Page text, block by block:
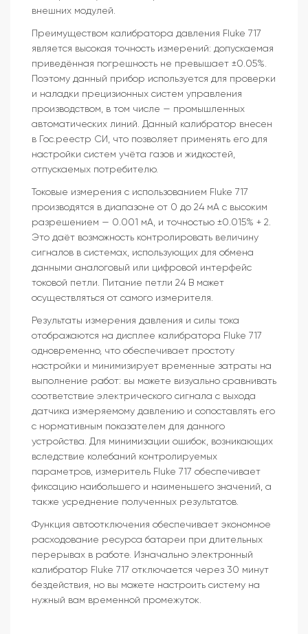
внешних модулей.
Преимуществом калибратора давления Fluke 717
является высокая точность измерений: допускаемая
приведённая погрешность не превышает ±0.05%.
Поэтому данный прибор используется для проверки
и наладки прецизионных систем управления
производством, в том числе — промышленных
автоматических линий. Данный калибратор внесен
в Гос.реестр СИ, что позволяет применять его для
настройки систем учёта газов и жидкостей,
отпускаемых потребителю.
Токовые измерения с использованием Fluke 717
производятся в диапазоне от 0 до 24 мА с высоким
разрешением — 0.001 мА, и точностью ±0.015% + 2.
Это даёт возможность контролировать величину
сигналов в системах, использующих для обмена
данными аналоговый или цифровой интерфейс
токовой петли. Питание петли 24 В может
осуществляться от самого измерителя.
Результаты измерения давления и силы тока
отображаются на дисплее калибратора Fluke 717
одновременно, что обеспечивает простоту
настройки и минимизирует временные затраты на
выполнение работ: вы можете визуально сравнивать
соответствие электрического сигнала с выхода
датчика измеряемому давлению и сопоставлять его
с нормативным показателем для данного
устройства. Для минимизации ошибок, возникающих
вследствие колебаний контролируемых
параметров, измеритель Fluke 717 обеспечивает
фиксацию наибольшего и наименьшего значений, а
также усреднение полученных результатов.
Функция автоотключения обеспечивает экономное
расходование ресурса батареи при длительных
перерывах в работе. Изначально электронный
калибратор Fluke 717 отключается через 30 минут
бездействия, но вы можете настроить систему на
нужный вам временной промежуток.